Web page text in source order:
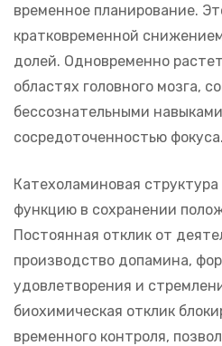
временное планирование.
кратковременной
долей. Одновременно
областях головного мозга,
бессознательными
сосредоточенностью фокуса.
Катехоламиновая
функцию в сохранении
Постоянная отклик от
производство допамина,
удовлетворения и
биохимическая отклик
временного контроля,